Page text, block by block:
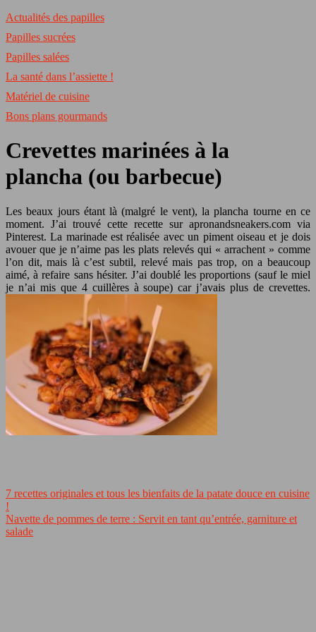
Actualités des papilles
Papilles sucrées
Papilles salées
La santé dans l’assiette !
Matériel de cuisine
Bons plans gourmands
Crevettes marinées à la
plancha (ou barbecue)
Les beaux jours étant là (malgré le vent), la plancha tourne en ce
moment. J’ai trouvé cette recette sur apronandsneakers.com via
Pinterest. La marinade est réalisée avec un piment oiseau et je dois
avouer que je n’aime pas les plats relevés qui « arrachent » comme
l’on dit, mais là c’est subtil, relevé mais pas trop, on a beaucoup
aimé, à refaire sans hésiter. J’ai doublé les proportions (sauf le miel
je n’ai mis que 4 cuillères à soupe) car j’avais plus de crevettes.
7 recettes originales et tous les bienfaits de la patate douce en cuisine
!
Navette de pommes de terre : Servit en tant qu’entrée, garniture et
salade